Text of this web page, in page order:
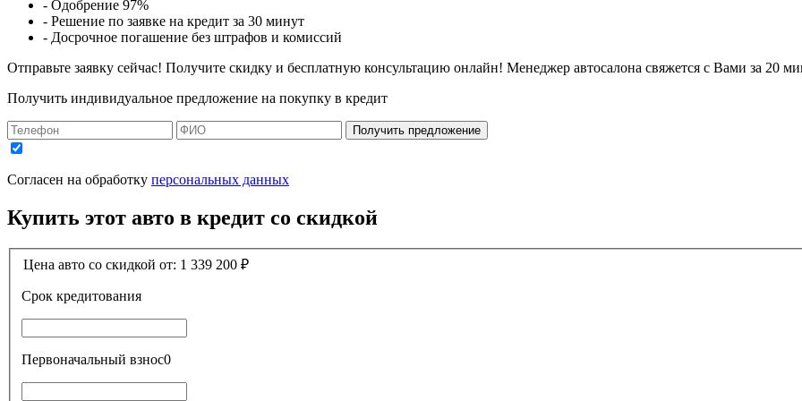
- Одобрение 97%
- Решение по заявке на кредит за 30 минут
- Досрочное погашение без штрафов и комиссий
Отправьте заявку сейчас! Получите скидку и бесплатную консультацию онлайн! Менеджер автосалона свяжется с Вами за 20
Получить индивидуальное предложение на покупку в кредит
Получить предложение
Согласен на обработку персональных данных
Купить этот авто в кредит со скидкой
Цена авто со скидкой от: 1 339 200 ₽
Срок кредитования
Первоначальный взнос0